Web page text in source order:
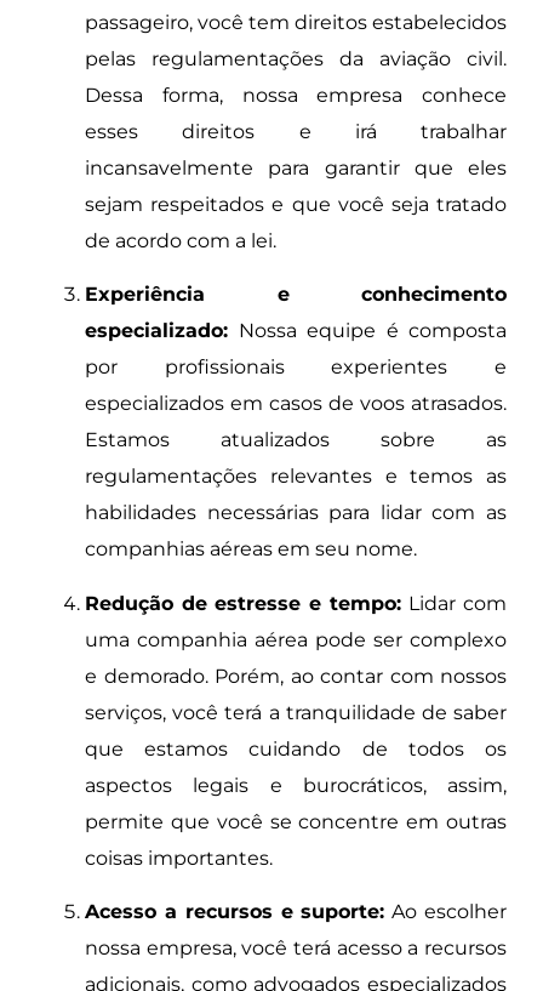
passageiro, você tem direitos estabelecidos
pelas regulamentações da aviação civil.
Dessa forma, nossa empresa conhece
esses direitos e irá trabalhar
incansavelmente para garantir que eles
sejam respeitados e que você seja tratado
de acordo com a lei.
Experiência e conhecimento
especializado: Nossa equipe é composta
por profissionais experientes e
especializados em casos de voos atrasados.
Estamos atualizados sobre as
regulamentações relevantes e temos as
habilidades necessárias para lidar com as
companhias aéreas em seu nome.
Redução de estresse e tempo: Lidar com
uma companhia aérea pode ser complexo
e demorado. Porém, ao contar com nossos
serviços, você terá a tranquilidade de saber
que estamos cuidando de todos os
aspectos legais e burocráticos, assim,
permite que você se concentre em outras
coisas importantes.
Acesso a recursos e suporte: Ao escolher
nossa empresa, você terá acesso a recursos
adicionais, como advogados especializados